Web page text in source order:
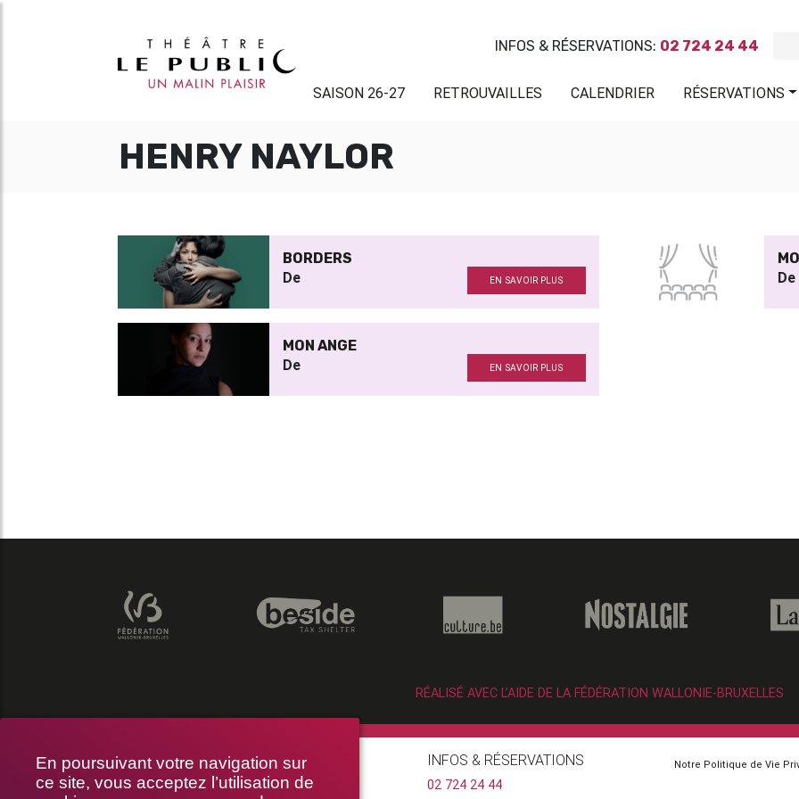
En poursuivant votre navigation sur
ce site, vous acceptez l’utilisation de
INFOS & RÉSERVATIONS: 02 724 24 44
SAISON 26-27 RETROUVAILLES CALENDRIER RÉSERVATIONS
HENRY NAYLOR
BORDERS
De EN SAVOIR PLUS De
MON ANGE
De EN SAVOIR PLUS
RÉALISÉ AVEC L’AIDE DE LA FÉDÉRATION WALLONIE-BRUXELLES
THÉÂTRE LE PUBLIC
RUE BRAEMT 64-70, 1210 BRUXELLES
INFOS & RÉSERVATIONS
02 724 24 44
Notre Politique de Vie